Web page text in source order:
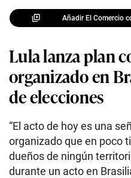
Añadir El Comercio
Lula lanza plan
organizado en
de elecciones
“El acto de hoy es una
organizado que en poco
dueños de ningún
durante un acto en